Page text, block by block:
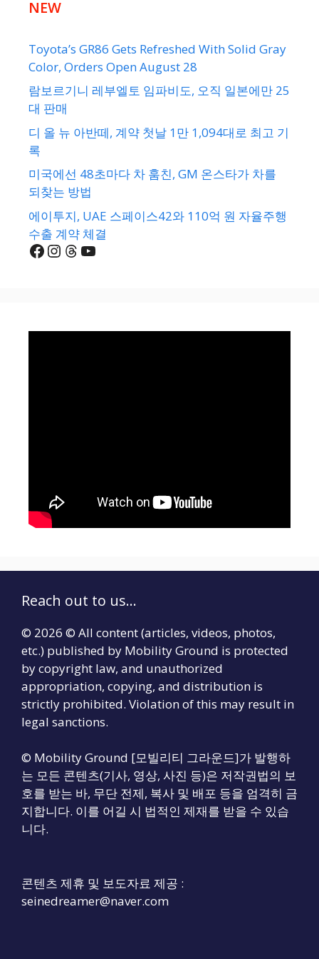
NEW
Toyota’s GR86 Gets Refreshed With Solid Gray
Color, Orders Open August 28
람보르기니 레부엘토 임파비도, 오직 일본에만 25
대 판매
디 올 뉴 아반떼, 계약 첫날 1만 1,094대로 최고 기
록
미국에선 48초마다 차 훔친, GM 온스타가 차를
되찾는 방법
에이투지, UAE 스페이스42와 110억 원 자율주행
수출 계약 체결
Facebook
Instagram
Threads
YouTube
Reach out to us...
© 2026 © All content (articles, videos, photos,
etc.) published by Mobility Ground is protected
by copyright law, and unauthorized
appropriation, copying, and distribution is
strictly prohibited. Violation of this may result in
legal sanctions.
© Mobility Ground [모빌리티 그라운드]가 발행하
는 모든 콘텐츠(기사, 영상, 사진 등)은 저작권법의 보
호를 받는 바, 무단 전제, 복사 및 배포 등을 엄격히 금
지합니다. 이를 어길 시 법적인 제재를 받을 수 있습
니다.
콘텐츠 제휴 및 보도자료 제공 :
seinedreamer@naver.com